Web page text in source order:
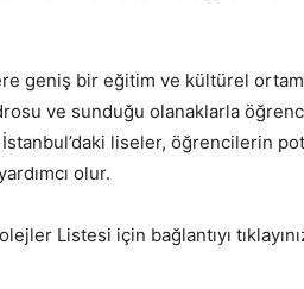
geniş bir eğitim ve kültürel ortam
ve sunduğu olanaklarla
liseler, öğrencilerin
olur.
Listesi için bağlantıyı